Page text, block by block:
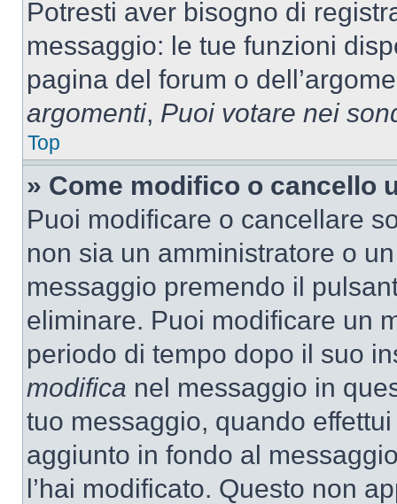
Potresti aver bisogno di
messaggio: le tue funzioni
pagina del forum o
argomenti, Puoi votare nei
Top
» Come modifico o cancello
Puoi modificare o cancellare
non sia un amministratore o
messaggio premendo il
eliminare. Puoi modificare un
periodo di tempo dopo il suo
modifica nel messaggio in
tuo messaggio, quando
aggiunto in fondo al
l’hai modificato. Questo non